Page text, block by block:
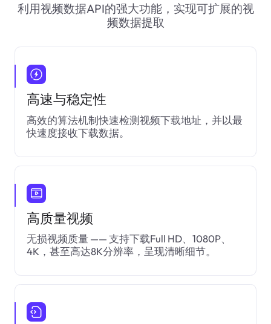
利用视频数据API的强大功能，实现可扩展的视
频数据提取
高速与稳定性
高效的算法机制快速检测视频下载地址，并以最
快速度接收下载数据。
高质量视频
无损视频质量 —— 支持下载Full HD、1080P、
4K，甚至高达8K分辨率，呈现清晰细节。